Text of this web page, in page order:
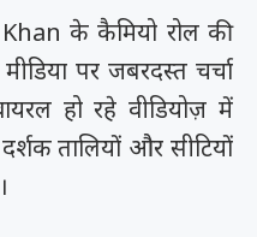
के कैमियो रोल की
पर जबरदस्त चर्चा
हो रहे वीडियोज़ में
तालियों और सीटियों